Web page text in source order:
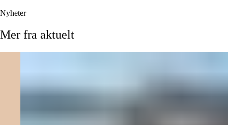
Nyheter
Mer fra aktuelt